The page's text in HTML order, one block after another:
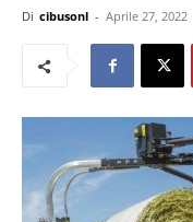
Di cibusonl - Aprile 27, 2022